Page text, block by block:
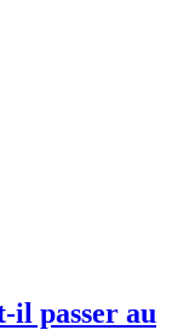
il passer au